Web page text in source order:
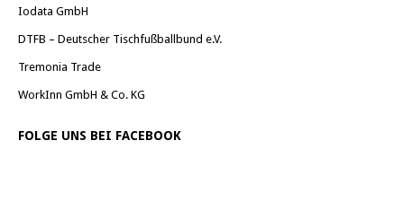
Iodata GmbH
DTFB – Deutscher Tischfußballbund e.V.
Tremonia Trade
WorkInn GmbH & Co. KG
FOLGE UNS BEI FACEBOOK